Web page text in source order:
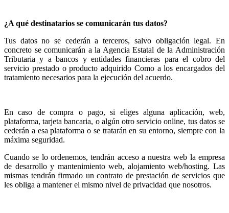
¿A qué destinatarios se comunicarán tus datos?
Tus datos no se cederán a terceros, salvo obligación legal. En
concreto se comunicarán a la Agencia Estatal de la Administración
Tributaria y a bancos y entidades financieras para el cobro del
servicio prestado o producto adquirido Como a los encargados del
tratamiento necesarios para la ejecución del acuerdo.
En caso de compra o pago, si eliges alguna aplicación, web,
plataforma, tarjeta bancaria, o algún otro servicio online, tus datos se
cederán a esa plataforma o se tratarán en su entorno, siempre con la
máxima seguridad.
Cuando se lo ordenemos, tendrán acceso a nuestra web la empresa
de desarrollo y mantenimiento web, alojamiento web/hosting. Las
mismas tendrán firmado un contrato de prestación de servicios que
les obliga a mantener el mismo nivel de privacidad que nosotros.